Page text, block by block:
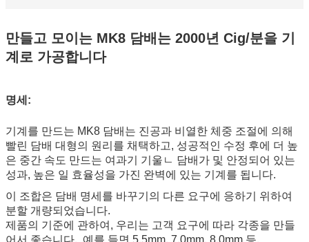
만들고 모이는 MK8 담배는 2000년 Cig/분을 기
계로 가공합니다
명세:
기계를 만드는 MK8 담배는 진공과 비열한 체중 조절에 의해
빨린 담배 대형의 원리를 채택하고, 성공적인 수정 후에 더 높
은 중간 속도 만드는 여과기 기울ㄴ 담배가 및 안정되어 있는
성과, 높은 일 효율성을 가진 완벽에 있는 기계를 됩니다.
이 조합은 담배 명세를 바꾸기의 다른 요구에 응하기 위하여
분할 개량되었습니다.
제품의 기준에 관하여, 우리는 고객 요구에 따라 각종을 만들
어서 좋습니다. 예를 들면 5.5mm, 7.0mm, 8.0mm 등.